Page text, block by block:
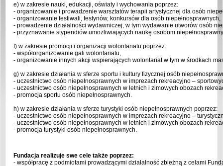
e) w zakresie nauki, edukacji, oświaty i wychowania poprzez:
- organizowanie i prowadzenie warsztatów terapii artystycznej dla osób
- organizowanie festiwali, festynów, konkursów dla osób niepełnosprawnych,
- prowadzenie działalności wydawniczej, w tym wydawanie utworów osób
- przyznawanie stypendiów umożliwiających naukę osobom
f) w zakresie promocji i organizacji wolontariatu poprzez:
- współorganizowanie gali wolontariatu,
- organizowanie innych akcji wspierających wolontariat w tym w środkach
g) w zakresie działania w sferze sportu i kultury fizycznej osób
- uczestnictwo osób niepełnosprawnych w imprezach rekreacyjno –
- uczestnictwo osób niepełnosprawnych w letnich i zimowych obozach
- promocja sportu osób niepełnosprawnych.
h) w zakresie działania w sferze turystyki osób niepełnosprawnych poprzez:
- uczestnictwo osób niepełnosprawnych w imprezach rekreacyjno –
- uczestnictwo osób niepełnosprawnych w letnich i zimowych obozach
- promocja turystyki osób niepełnosprawnych.
Fundacja realizuje swe cele także poprzez:
- współpracę z podmiotami prowadzącymi działalność zbieżną z celami